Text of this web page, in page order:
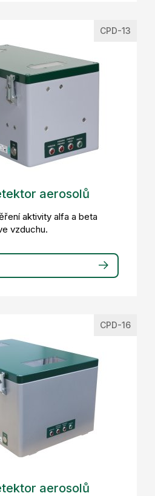
CPD-13
aerosolů
aktivity alfa a beta
vzduchu.
CPD-16
aerosolů